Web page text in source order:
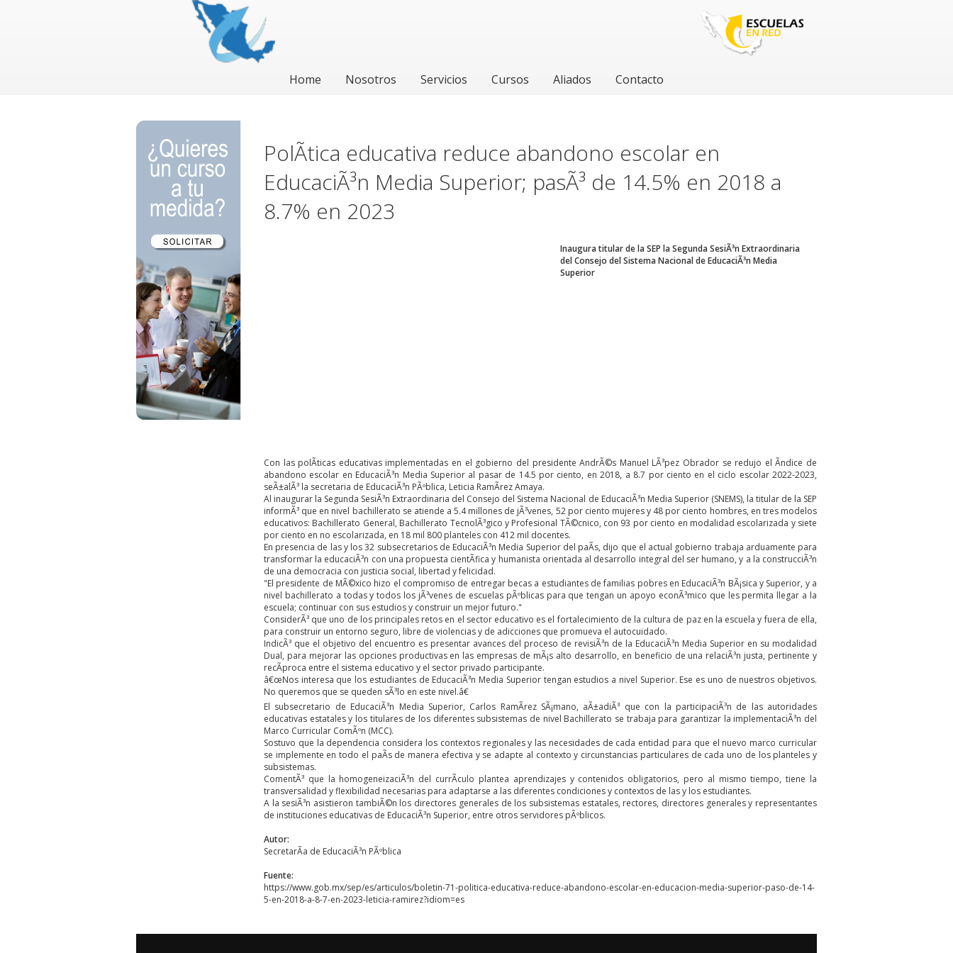
Home Nosotros Servicios Cursos Aliados Contacto
PolÃ­tica educativa reduce abandono escolar en
EducaciÃ³n Media Superior; pasÃ³ de 14.5% en 2018 a
8.7% en 2023
Inaugura titular de la SEP la Segunda SesiÃ³n Extraordinaria
del Consejo del Sistema Nacional de EducaciÃ³n Media
Superior
Con las polÃ­ticas educativas implementadas en el gobierno del presidente AndrÃ©s Manuel LÃ³pez Obrador se redujo el Ã­ndice de
abandono escolar en EducaciÃ³n Media Superior al pasar de 14.5 por ciento, en 2018, a 8.7 por ciento en el ciclo escolar 2022-2023,
seÃ±alÃ³ la secretaria de EducaciÃ³n PÃºblica, Leticia RamÃ­rez Amaya.
Al inaugurar la Segunda SesiÃ³n Extraordinaria del Consejo del Sistema Nacional de EducaciÃ³n Media Superior (SNEMS), la titular de la SEP
informÃ³ que en nivel bachillerato se atiende a 5.4 millones de jÃ³venes, 52 por ciento mujeres y 48 por ciento hombres, en tres modelos
educativos: Bachillerato General, Bachillerato TecnolÃ³gico y Profesional TÃ©cnico, con 93 por ciento en modalidad escolarizada y siete
por ciento en no escolarizada, en 18 mil 800 planteles con 412 mil docentes.
En presencia de las y los 32 subsecretarios de EducaciÃ³n Media Superior del paÃ­s, dijo que el actual gobierno trabaja arduamente para
transformar la educaciÃ³n con una propuesta cientÃ­fica y humanista orientada al desarrollo integral del ser humano, y a la construcciÃ³n
de una democracia con justicia social, libertad y felicidad.
"El presidente de MÃ©xico hizo el compromiso de entregar becas a estudiantes de familias pobres en EducaciÃ³n BÃ¡sica y Superior, y a
nivel bachillerato a todas y todos los jÃ³venes de escuelas pÃºblicas para que tengan un apoyo econÃ³mico que les permita llegar a la
escuela; continuar con sus estudios y construir un mejor futuro."
ConsiderÃ³ que uno de los principales retos en el sector educativo es el fortalecimiento de la cultura de paz en la escuela y fuera de ella,
para construir un entorno seguro, libre de violencias y de adicciones que promueva el autocuidado.
IndicÃ³ que el objetivo del encuentro es presentar avances del proceso de revisiÃ³n de la EducaciÃ³n Media Superior en su modalidad
Dual, para mejorar las opciones productivas en las empresas de mÃ¡s alto desarrollo, en beneficio de una relaciÃ³n justa, pertinente y
recÃ­proca entre el sistema educativo y el sector privado participante.
â€œNos interesa que los estudiantes de EducaciÃ³n Media Superior tengan estudios a nivel Superior. Ese es uno de nuestros objetivos.
No queremos que se queden sÃ³lo en este nivel.â€
El subsecretario de EducaciÃ³n Media Superior, Carlos RamÃ­rez SÃ¡mano, aÃ±adiÃ³ que con la participaciÃ³n de las autoridades
educativas estatales y los titulares de los diferentes subsistemas de nivel Bachillerato se trabaja para garantizar la implementaciÃ³n del
Marco Curricular ComÃºn (MCC).
Sostuvo que la dependencia considera los contextos regionales y las necesidades de cada entidad para que el nuevo marco curricular
se implemente en todo el paÃ­s de manera efectiva y se adapte al contexto y circunstancias particulares de cada uno de los planteles y
subsistemas.
ComentÃ³ que la homogeneizaciÃ³n del currÃ­culo plantea aprendizajes y contenidos obligatorios, pero al mismo tiempo, tiene la
transversalidad y flexibilidad necesarias para adaptarse a las diferentes condiciones y contextos de las y los estudiantes.
A la sesiÃ³n asistieron tambiÃ©n los directores generales de los subsistemas estatales, rectores, directores generales y representantes
de instituciones educativas de EducaciÃ³n Superior, entre otros servidores pÃºblicos.
Autor:
SecretarÃ­a de EducaciÃ³n PÃºblica
Fuente:
https://www.gob.mx/sep/es/articulos/boletin-71-politica-educativa-reduce-abandono-escolar-en-educacion-media-superior-paso-de-14-
5-en-2018-a-8-7-en-2023-leticia-ramirez?idiom=es